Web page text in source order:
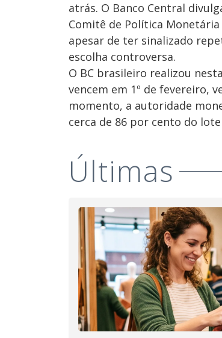
atrás. O Banco Central
Comitê de Política
apesar de ter sinalizado
escolha controversa.
O BC brasileiro realizou
vencem em 1º de fevereiro,
momento, a autoridade
cerca de 86 por cento do
Últimas